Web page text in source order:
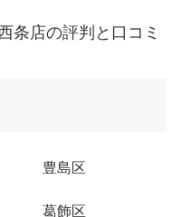
条店の評判と口コミ
豊島区
葛飾区